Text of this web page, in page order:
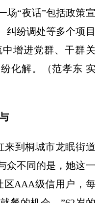
场“夜话”包括政策宣
纠纷调处等多个项目
增进党群、干群关
化解。（范孝东 实
到桐城市龙眠街道
众不同的是，她这一
区AAA级信用户，每